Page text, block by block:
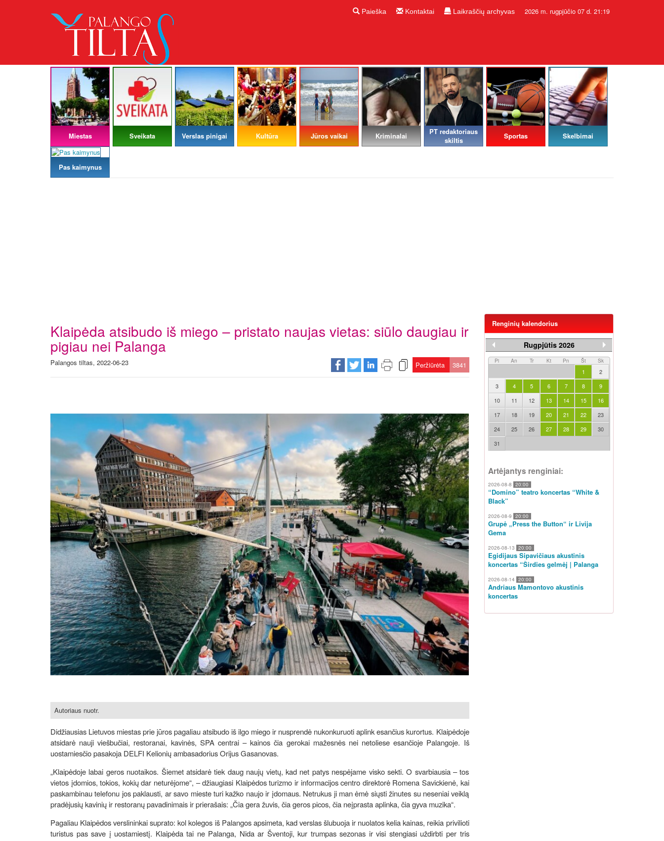
Paieška Kontaktai Laikraščių archyvas 2026 m. rugpjūčio 07 d. 21:19
Miestas Sveikata Verslas pinigai Kultūra Jūros vaikai Kriminalai
PT redaktoriaus
skiltis
Sportas Skelbimai
Pas kaimynus
Klaipėda atsibudo iš miego – pristato naujas vietas: siūlo daugiau ir
pigiau nei Palanga
Palangos tiltas, 2022-06-23 Peržiūrėta 3841
Autoriaus nuotr.
Didžiausias Lietuvos miestas prie jūros pagaliau atsibudo iš ilgo miego ir nusprendė nukonkuruoti aplink esančius kurortus. Klaipėdoje
atsidarė nauji viešbučiai, restoranai, kavinės, SPA centrai – kainos čia gerokai mažesnės nei netoliese esančioje Palangoje. Iš
uostamiesčio pasakoja DELFI Kelionių ambasadorius Orijus Gasanovas.
„Klaipėdoje labai geros nuotaikos. Šiemet atsidarė tiek daug naujų vietų, kad net patys nespėjame visko sekti. O svarbiausia – tos
vietos įdomios, tokios, kokių dar neturėjome“, – džiaugiasi Klaipėdos turizmo ir informacijos centro direktorė Romena Savickienė, kai
paskambinau telefonu jos paklausti, ar savo mieste turi kažko naujo ir įdomaus. Netrukus ji man ėmė siųsti žinutes su neseniai veiklą
pradėjusių kavinių ir restoranų pavadinimais ir prierašais: „Čia gera žuvis, čia geros picos, čia neįprasta aplinka, čia gyva muzika“.
Pagaliau Klaipėdos verslininkai suprato: kol kolegos iš Palangos apsimeta, kad verslas šlubuoja ir nuolatos kelia kainas, reikia privilioti
turistus pas save į uostamiestį. Klaipėda tai ne Palanga, Nida ar Šventoji, kur trumpas sezonas ir visi stengiasi uždirbti per tris
Renginių kalendorius
Rugpjūtis 2026
Pi An Tr Kt Pn Št Sk
1
2
3
4 5 6 7 8
9
10
11 12 13 14 15
16
17
18 19 20 21 22
23
24
25 26 27 28 29
30
31
Artėjantys renginiai:
2026-08-8 20:00
“Domino” teatro koncertas “White &
Black”
2026-08-9 20:00
Grupė „Press the Button“ ir Livija
Gema
2026-08-13 20:00
Egidijaus Sipavičiaus akustinis
koncertas “Širdies gelmėj | Palanga
2026-08-14 20:00
Andriaus Mamontovo akustinis
koncertas